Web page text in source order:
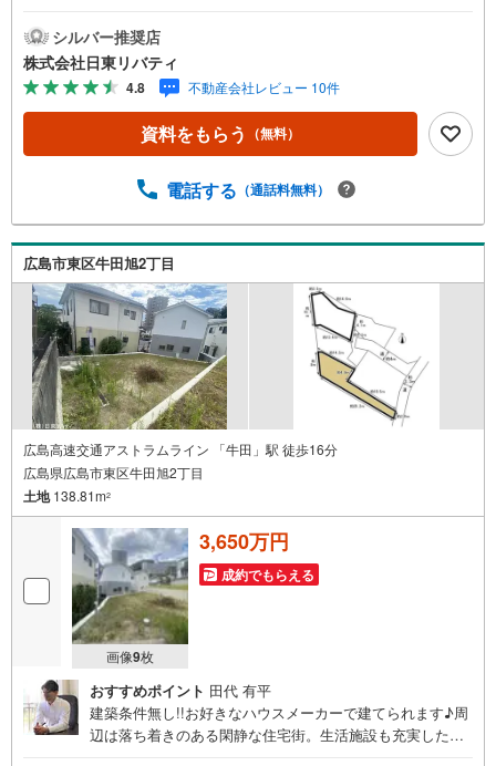
に載っていない物件もご紹介できます。広島市内はもちろ
ん廿日市から呉・東広島まで6000物件の豊富な情報量!!
「実際に自分自身が住む家を見て納得して買いたい」広告
では分かり難い物件の長所や短所を現地でご確認できま
す。お気軽にお問い合わせ下さい。TV電話やLINE等でオン
ライン案内も可能です。お気軽にお申し付け下さい。「住
くのお客様に信頼と信用を頂き、広島県下でも有数の不動
心」これからもこの精神を大切に、お客様へのサポートを
させて頂きます。株式会社日東リバティ〒732-0818広島市
南区段原日出2丁目2-22-2F
シルバー推奨店
株式会社日東リバティ
4.8 不動産会社レビュー 10件
資料をもらう （無料）
電話する （通話料無料）
広島市東区牛田旭2丁目
広島高速交通アストラムライン 「牛田」駅 徒歩16分
広島県広島市東区牛田旭2丁目
土地138.81m2
画像9枚
3,650万円
成約でもらえる
おすすめポイント 田代 有平
建築条件無し!!お好きなハウスメーカーで建てられます♪周
辺は落ち着きのある閑静な住宅街。生活施設も充実した暮